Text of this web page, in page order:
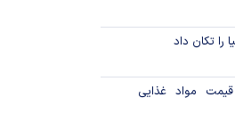
را تکان داد
مواد غذایی